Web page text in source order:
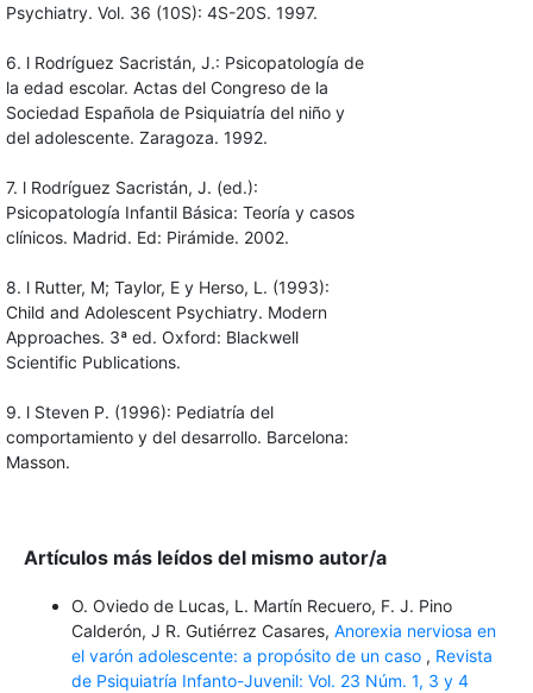
Psychiatry. Vol. 36 (10S): 4S-20S. 1997.
6. l Rodríguez Sacristán, J.: Psicopatología de
la edad escolar. Actas del Congreso de la
Sociedad Española de Psiquiatría del niño y
del adolescente. Zaragoza. 1992.
7. l Rodríguez Sacristán, J. (ed.):
Psicopatología Infantil Básica: Teoría y casos
clínicos. Madrid. Ed: Pirámide. 2002.
8. l Rutter, M; Taylor, E y Herso, L. (1993):
Child and Adolescent Psychiatry. Modern
Approaches. 3ª ed. Oxford: Blackwell
Scientific Publications.
9. l Steven P. (1996): Pediatría del
comportamiento y del desarrollo. Barcelona:
Masson.
Artículos más leídos del mismo autor/a
O. Oviedo de Lucas, L. Martín Recuero, F. J. Pino
Calderón, J R. Gutiérrez Casares, Anorexia nerviosa en
el varón adolescente: a propósito de un caso , Revista
de Psiquiatría Infanto-Juvenil: Vol. 23 Núm. 1, 3 y 4